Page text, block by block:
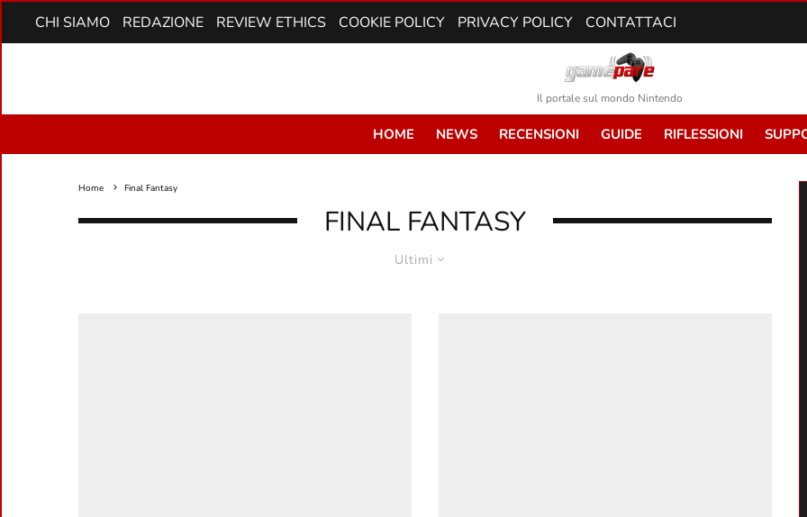
CHI SIAMO REDAZIONE REVIEW ETHICS COOKIE POLICY PRIVACY POLICY CONTATTACI
Il portale sul mondo Nintendo
HOME NEWS RECENSIONI GUIDE RIFLESSIONI
Home Final Fantasy
FINAL FANTASY
Ultimi